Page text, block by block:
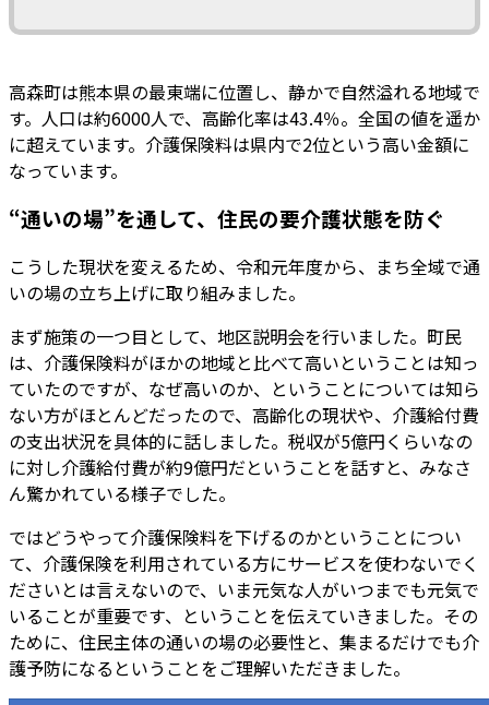
高森町は熊本県の最東端に位置し、静かで自然溢れる地域で
す。人口は約6000人で、高齢化率は43.4％。全国の値を遥か
に超えています。介護保険料は県内で2位という高い金額に
なっています。
“通いの場”を通して、住民の要介護状態を防ぐ
こうした現状を変えるため、令和元年度から、まち全域で通
いの場の立ち上げに取り組みました。
まず施策の一つ目として、地区説明会を行いました。町民
は、介護保険料がほかの地域と比べて高いということは知っ
ていたのですが、なぜ高いのか、ということについては知ら
ない方がほとんどだったので、高齢化の現状や、介護給付費
の支出状況を具体的に話しました。税収が5億円くらいなの
に対し介護給付費が約9億円だということを話すと、みなさ
ん驚かれている様子でした。
ではどうやって介護保険料を下げるのかということについ
て、介護保険を利用されている方にサービスを使わないでく
ださいとは言えないので、いま元気な人がいつまでも元気で
いることが重要です、ということを伝えていきました。その
ために、住民主体の通いの場の必要性と、集まるだけでも介
護予防になるということをご理解いただきました。